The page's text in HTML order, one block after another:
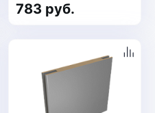
783 руб.